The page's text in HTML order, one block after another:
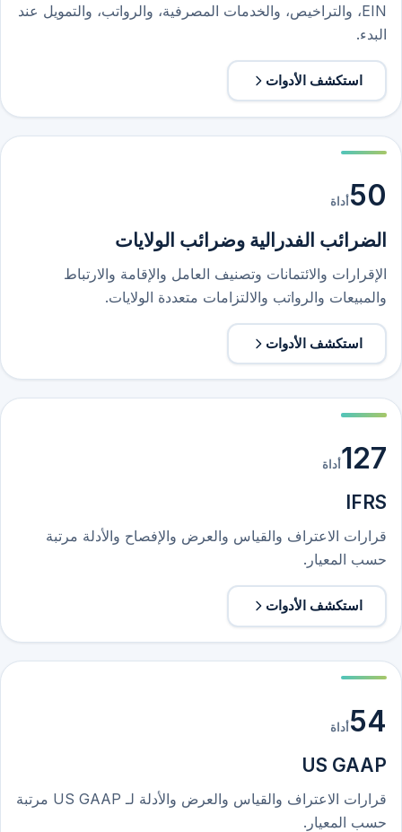
EIN، والتراخيص، والخدمات المصرفية، والرواتب، والتمويل عند
البدء.
استكشف الأدوات
50 أداة
الضرائب الفدرالية وضرائب الولايات
الإقرارات والائتمانات وتصنيف العامل والإقامة والارتباط
والمبيعات والرواتب والالتزامات متعددة الولايات.
استكشف الأدوات
127 أداة
IFRS
قرارات الاعتراف والقياس والعرض والإفصاح والأدلة مرتبة
حسب المعيار.
استكشف الأدوات
54أداة
US GAAP
قرارات الاعتراف والقياس والعرض والأدلة لـ US GAAP مرتبة
حسب المعيار.